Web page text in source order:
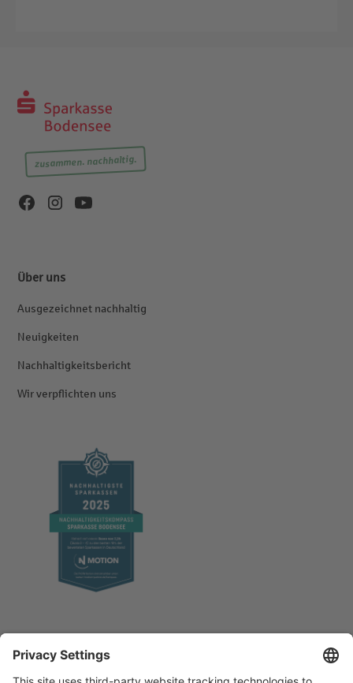
zusammen. nachhaltig.
Über uns
Ausgezeichnet nachhaltig
Neuigkeiten
Nachhaltigkeitsbericht
Wir verpflichten uns
Impressum